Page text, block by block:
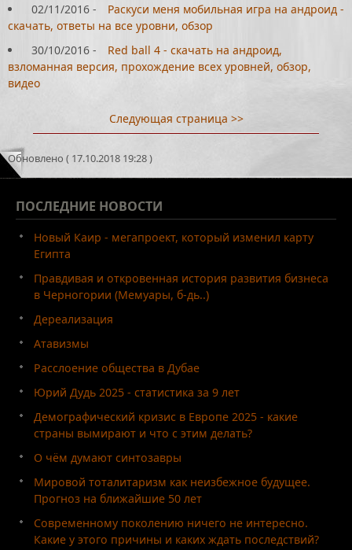
02/11/2016 -
Раскуси меня мобильная игра на андроид -
скачать, ответы на все уровни, обзор
30/10/2016 -
Red ball 4 - скачать на андроид,
взломанная версия, прохождение всех уровней, обзор,
видео
Следующая страница >>
Обновлено ( 17.10.2018 19:28 )
ПОСЛЕДНИЕ НОВОСТИ
Новый Каир - мегапроект, который изменил карту
Египта
Правдивая и откровенная история развития бизнеса
в Черногории (Мемуары, б-дь..)
Дереализация
Атавизмы
Расслоение общества в Дубае
Юрий Дудь 2025 - статистика за 9 лет
Демографический кризис в Европе 2025 - какие
страны вымирают и что с этим делать?
О чём думают синтозавры
Мировой тоталитаризм как неизбежное будущее.
Прогноз на ближайшие 50 лет
Современному поколению ничего не интересно.
Какие у этого причины и каких ждать последствий?